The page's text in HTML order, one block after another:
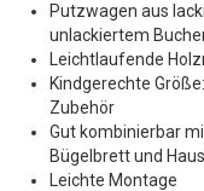
Putzwagen aus
unlackiertem
Leichtlaufende
Kindgerechte
Zubehör
Gut kombinierbar
Bügelbrett und
Leichte Montage